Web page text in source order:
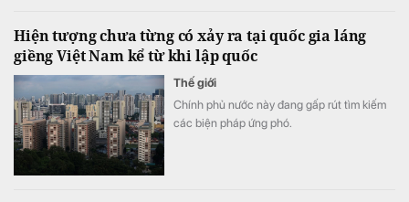
Hiện tượng chưa từng có xảy ra tại quốc gia láng
giềng Việt Nam kể từ khi lập quốc
Thế giới
Chính phủ nước này đang gấp rút tìm kiếm
các biện pháp ứng phó.